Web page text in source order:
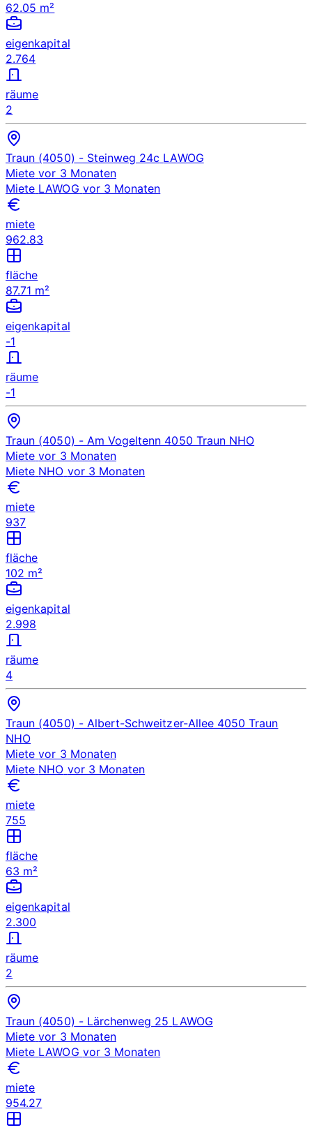
62.05 m²
eigenkapital
2.764
räume
2
Traun (4050) - Steinweg 24c LAWOG
Miete vor 3 Monaten
Miete LAWOG vor 3 Monaten
miete
962.83
fläche
87.71 m²
eigenkapital
-1
räume
-1
Traun (4050) - Am Vogeltenn 4050 Traun NHO
Miete vor 3 Monaten
Miete NHO vor 3 Monaten
miete
937
fläche
102 m²
eigenkapital
2.998
räume
4
Traun (4050) - Albert-Schweitzer-Allee 4050 Traun
NHO
Miete vor 3 Monaten
Miete NHO vor 3 Monaten
miete
755
fläche
63 m²
eigenkapital
2.300
räume
2
Traun (4050) - Lärchenweg 25 LAWOG
Miete vor 3 Monaten
Miete LAWOG vor 3 Monaten
miete
954.27